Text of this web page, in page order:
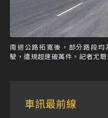
南迴公路拓寬後，部分路段
駛，違規超速破萬件。記者尤
車訊最前線